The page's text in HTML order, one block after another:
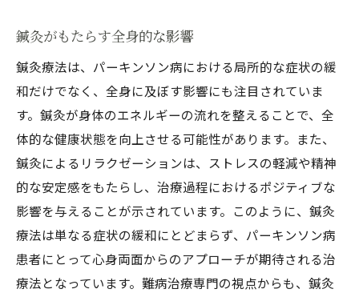
鍼灸がもたらす全身的な影響
鍼灸療法は、パーキンソン病における局所的な症状の緩
和だけでなく、全身に及ぼす影響にも注目されていま
す。鍼灸が身体のエネルギーの流れを整えることで、全
体的な健康状態を向上させる可能性があります。また、
鍼灸によるリラクゼーションは、ストレスの軽減や精神
的な安定感をもたらし、治療過程におけるポジティブな
影響を与えることが示されています。このように、鍼灸
療法は単なる症状の緩和にとどまらず、パーキンソン病
患者にとって心身両面からのアプローチが期待される治
療法となっています。難病治療専門の視点からも、鍼灸